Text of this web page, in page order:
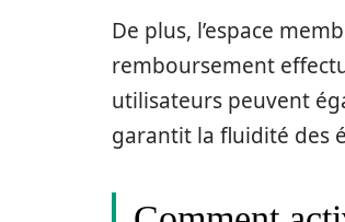
De plus, l’espace
remboursement
utilisateurs peuvent
garantit la fluidité des